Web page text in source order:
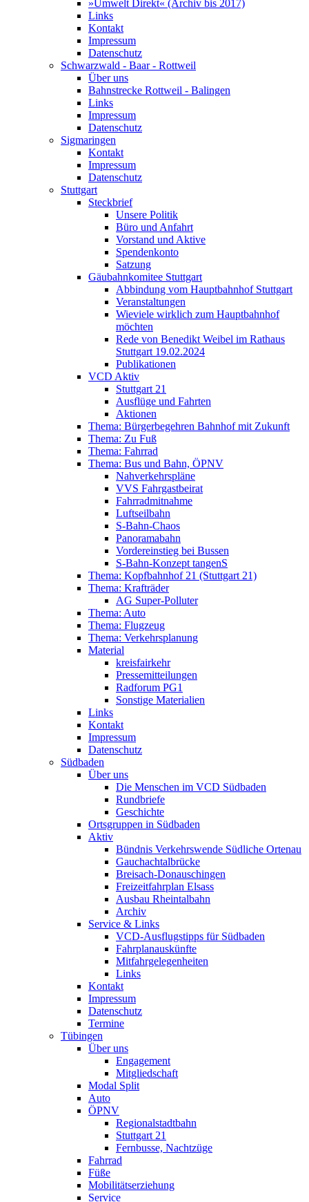
»Umwelt Direkt« (Archiv bis 2017)
Links
Kontakt
Impressum
Datenschutz
Schwarzwald - Baar - Rottweil
Über uns
Bahnstrecke Rottweil - Balingen
Links
Impressum
Datenschutz
Sigmaringen
Kontakt
Impressum
Datenschutz
Stuttgart
Steckbrief
Unsere Politik
Büro und Anfahrt
Vorstand und Aktive
Spendenkonto
Satzung
Gäubahnkomitee Stuttgart
Abbindung vom Hauptbahnhof Stuttgart
Veranstaltungen
Wieviele wirklich zum Hauptbahnhof
möchten
Rede von Benedikt Weibel im Rathaus
Stuttgart 19.02.2024
Publikationen
VCD Aktiv
Stuttgart 21
Ausflüge und Fahrten
Aktionen
Thema: Bürgerbegehren Bahnhof mit Zukunft
Thema: Zu Fuß
Thema: Fahrrad
Thema: Bus und Bahn, ÖPNV
Nahverkehrspläne
VVS Fahrgastbeirat
Fahrradmitnahme
Luftseilbahn
S-Bahn-Chaos
Panoramabahn
Vordereinstieg bei Bussen
S-Bahn-Konzept tangenS
Thema: Kopfbahnhof 21 (Stuttgart 21)
Thema: Krafträder
AG Super-Polluter
Thema: Auto
Thema: Flugzeug
Thema: Verkehrsplanung
Material
kreisfairkehr
Pressemitteilungen
Radforum PG1
Sonstige Materialien
Links
Kontakt
Impressum
Datenschutz
Südbaden
Über uns
Die Menschen im VCD Südbaden
Rundbriefe
Geschichte
Ortsgruppen in Südbaden
Aktiv
Bündnis Verkehrswende Südliche Ortenau
Gauchachtalbrücke
Breisach-Donauschingen
Freizeitfahrplan Elsass
Ausbau Rheintalbahn
Archiv
Service & Links
VCD-Ausflugstipps für Südbaden
Fahrplanauskünfte
Mitfahrgelegenheiten
Links
Kontakt
Impressum
Datenschutz
Termine
Tübingen
Über uns
Engagement
Mitgliedschaft
Modal Split
Auto
ÖPNV
Regionalstadtbahn
Stuttgart 21
Fernbusse, Nachtzüge
Fahrrad
Füße
Mobilitätserziehung
Service